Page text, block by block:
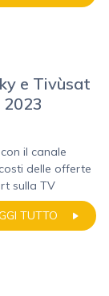
e Tivùsat
il canale
delle offerte
sulla TV
TUTTO